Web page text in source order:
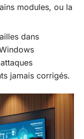
modules, ou la
dans
jamais corrigés.